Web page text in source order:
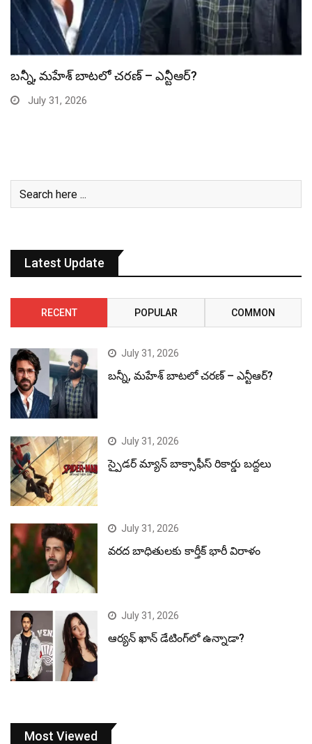
స్పైడర్ మ్యాన్ బాక్సాఫీస్ రికార్డు బద్దలు
July 31, 2026
Latest Update
RECENT POPULAR COMMON
July 31, 2026
బన్నీ, మహేశ్ బాటలో చరణ్ – ఎన్టీఆర్?
July 31, 2026
స్పైడర్ మ్యాన్ బాక్సాఫీస్ రికార్డు బద్దలు
July 31, 2026
వరద బాధితులకు కార్తీక్ భారీ విరాళం
July 31, 2026
ఆర్యన్ ఖాన్ డేటింగ్‌లో ఉన్నాడా?
Most Viewed